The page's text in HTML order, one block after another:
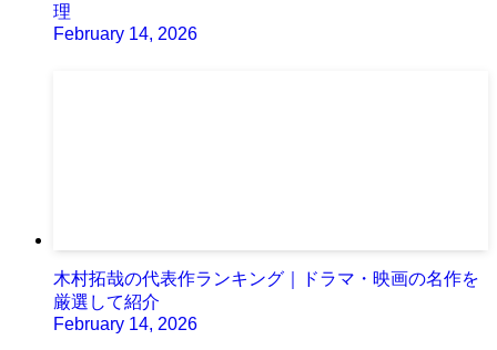
理
February 14, 2026
木村拓哉の代表作ランキング｜ドラマ・映画の名作を
厳選して紹介
February 14, 2026